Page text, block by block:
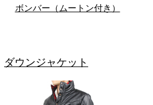
ボンバー（ムートン付き）
ダウンジャケット